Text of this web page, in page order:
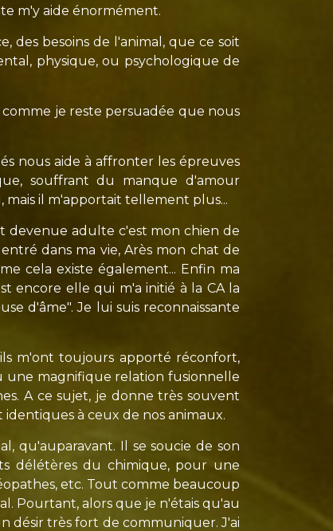
m'y aide énormément.
des besoins de l'animal, que ce soit
physique, ou psychologique de
je reste persuadée que nous
nous aide à affronter les épreuves
souffrant du manque d'amour
mais il m'apportait tellement plus...
devenue adulte c'est mon chien de
dans ma vie, Arès mon chat de
cela existe également... Enfin ma
encore elle qui m'a initié à la CA la
d'âme". Je lui suis reconnaissante
m'ont toujours apporté réconfort,
une magnifique relation fusionnelle
A ce sujet, je donne très souvent
à ceux de nos animaux.
qu'auparavant. Il se soucie de son
délétères du chimique, pour une
etc. Tout comme beaucoup
Pourtant, alors que je n'étais qu'au
désir très fort de communiquer. J'ai